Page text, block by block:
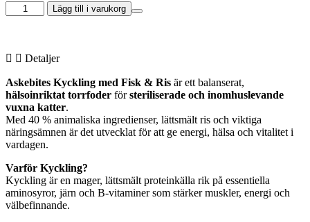
Askebites
Senior
Kyckling
Ris
2kg
mängd
Lägg till i varukorg
Detaljer
Askebites Kyckling med Fisk & Ris är ett balanserat,
hälsoinriktat torrfoder försteriliserade och inomhuslevande
vuxna katter.
Med 40 % animaliska ingredienser, lättsmält ris och viktiga
näringsämnen är det utvecklat för att ge energi, hälsa och vitalitet i
vardagen.
Varför Kyckling?
Kyckling är en mager, lättsmält proteinkälla rik på essentiella
aminosyror, järn och B-vitaminer som stärker muskler, energi och
välbefinnande.